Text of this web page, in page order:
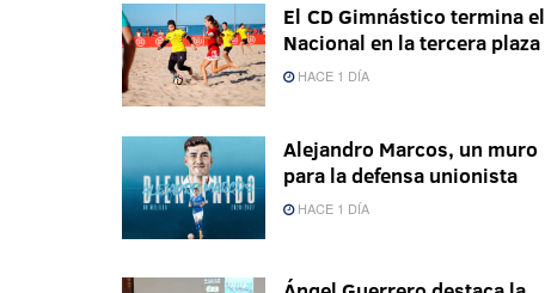
El CD Gimnástico termina el
Nacional en la tercera plaza
HACE 1 DÍA
Alejandro Marcos, un muro
para la defensa unionista
HACE 1 DÍA